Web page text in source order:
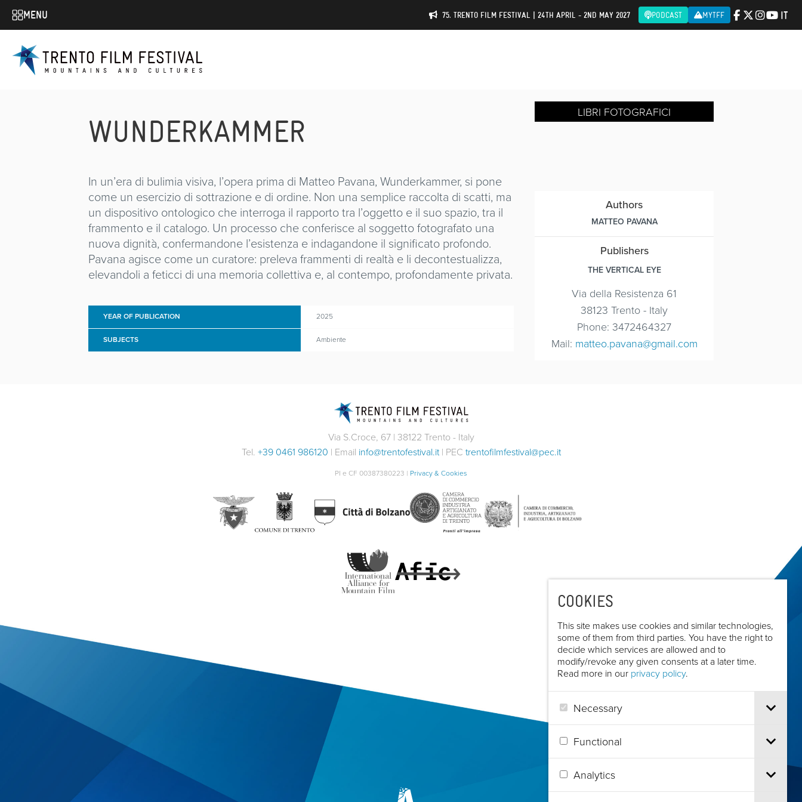
COOKIES
This site makes use cookies and similar technologies,
some of them from third parties. You have the right to
decide which services are allowed and to
modify/revoke any given consents at a later time.
Read more in our privacy policy.
Necessary
Functional
Analytics
MENU 75. TRENTO FILM FESTIVAL | 24TH APRIL - 2ND MAY 2027 PODCAST MYTFF IT
WUNDERKAMMER
LIBRI FOTOGRAFICI
In un’era di bulimia visiva, l’opera prima di Matteo Pavana, Wunderkammer, si pone
come un esercizio di sottrazione e di ordine. Non una semplice raccolta di scatti, ma
un dispositivo ontologico che interroga il rapporto tra l’oggetto e il suo spazio, tra il
frammento e il catalogo. Un processo che conferisce al soggetto fotografato una
nuova dignità, confermandone l’esistenza e indagandone il significato profondo.
Pavana agisce come un curatore: preleva frammenti di realtà e li decontestualizza,
elevandoli a feticci di una memoria collettiva e, al contempo, profondamente privata.
Authors
MATTEO PAVANA
Publishers
THE VERTICAL EYE
Via della Resistenza 61
38123 Trento - Italy
Phone: 3472464327
Mail: matteo.pavana@gmail.com
YEAR OF PUBLICATION 2025
SUBJECTS Ambiente
Via S.Croce, 67 | 38122 Trento - Italy
Tel. +39 0461 986120 | Email info@trentofestival.it| PEC trentofilmfestival@pec.it
PI e CF 00387380223 | Privacy & Cookies